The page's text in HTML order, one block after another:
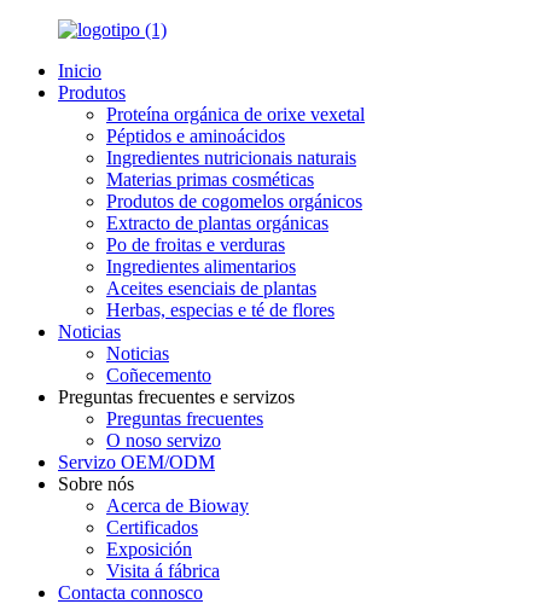
Inicio
Produtos
Proteína orgánica de orixe vexetal
Péptidos e aminoácidos
Ingredientes nutricionais naturais
Materias primas cosméticas
Produtos de cogomelos orgánicos
Extracto de plantas orgánicas
Po de froitas e verduras
Ingredientes alimentarios
Aceites esenciais de plantas
Herbas, especias e té de flores
Noticias
Noticias
Coñecemento
Preguntas frecuentes e servizos
Preguntas frecuentes
O noso servizo
Servizo OEM/ODM
Sobre nós
Acerca de Bioway
Certificados
Exposición
Visita á fábrica
Contacta connosco